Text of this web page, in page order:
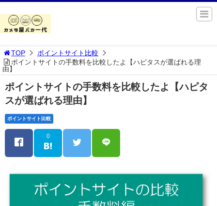
TOP
ポイントサイト比較
ポイントサイトの手数料を比較したよ【ハピタスが選ばれる理
由】
ポイントサイトの手数料を比較したよ【ハピタ
スが選ばれる理由】
ポイントサイト比較
0